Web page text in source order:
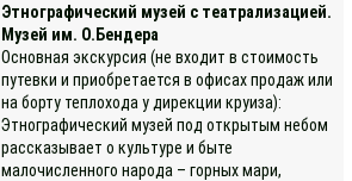
Этнографический музей с театрализацией.
Музей им. О.Бендера
Основная экскурсия (не входит в стоимость
путевки и приобретается в офисах продаж или
на борту теплохода у дирекции круиза):
Этнографический музей под открытым небом
рассказывает о культуре и быте
малочисленного народа – горных мари,